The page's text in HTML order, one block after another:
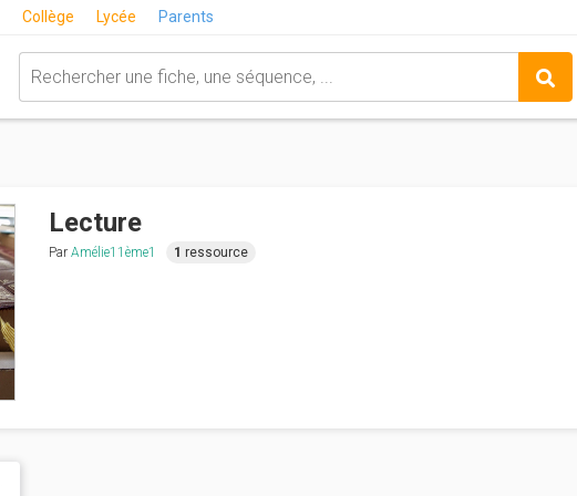
Collège Lycée Parents
Lecture
Par Amélie11ème1 1 ressource